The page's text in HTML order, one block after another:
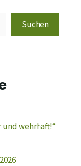
Suchen
wehrhaft!“